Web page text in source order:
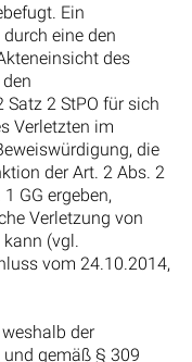
Ein
eine den
des
2 StPO für sich
Verletzten im
die
der Art. 2 Abs. 2
GG ergeben,
Verletzung von
kann (vgl.
vom 24.10.2014,
der
gemäß § 309